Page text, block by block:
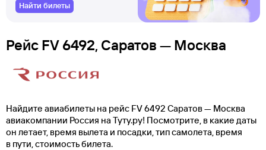
Найти билеты
Рейс FV 6492, Саратов — Москва
Найдите авиабилеты на рейс FV 6492 Саратов — Москва
авиакомпании Россия на Туту.ру! Посмотрите, в какие даты
он летает, время вылета и посадки, тип самолета, время
в пути, стоимость билета.